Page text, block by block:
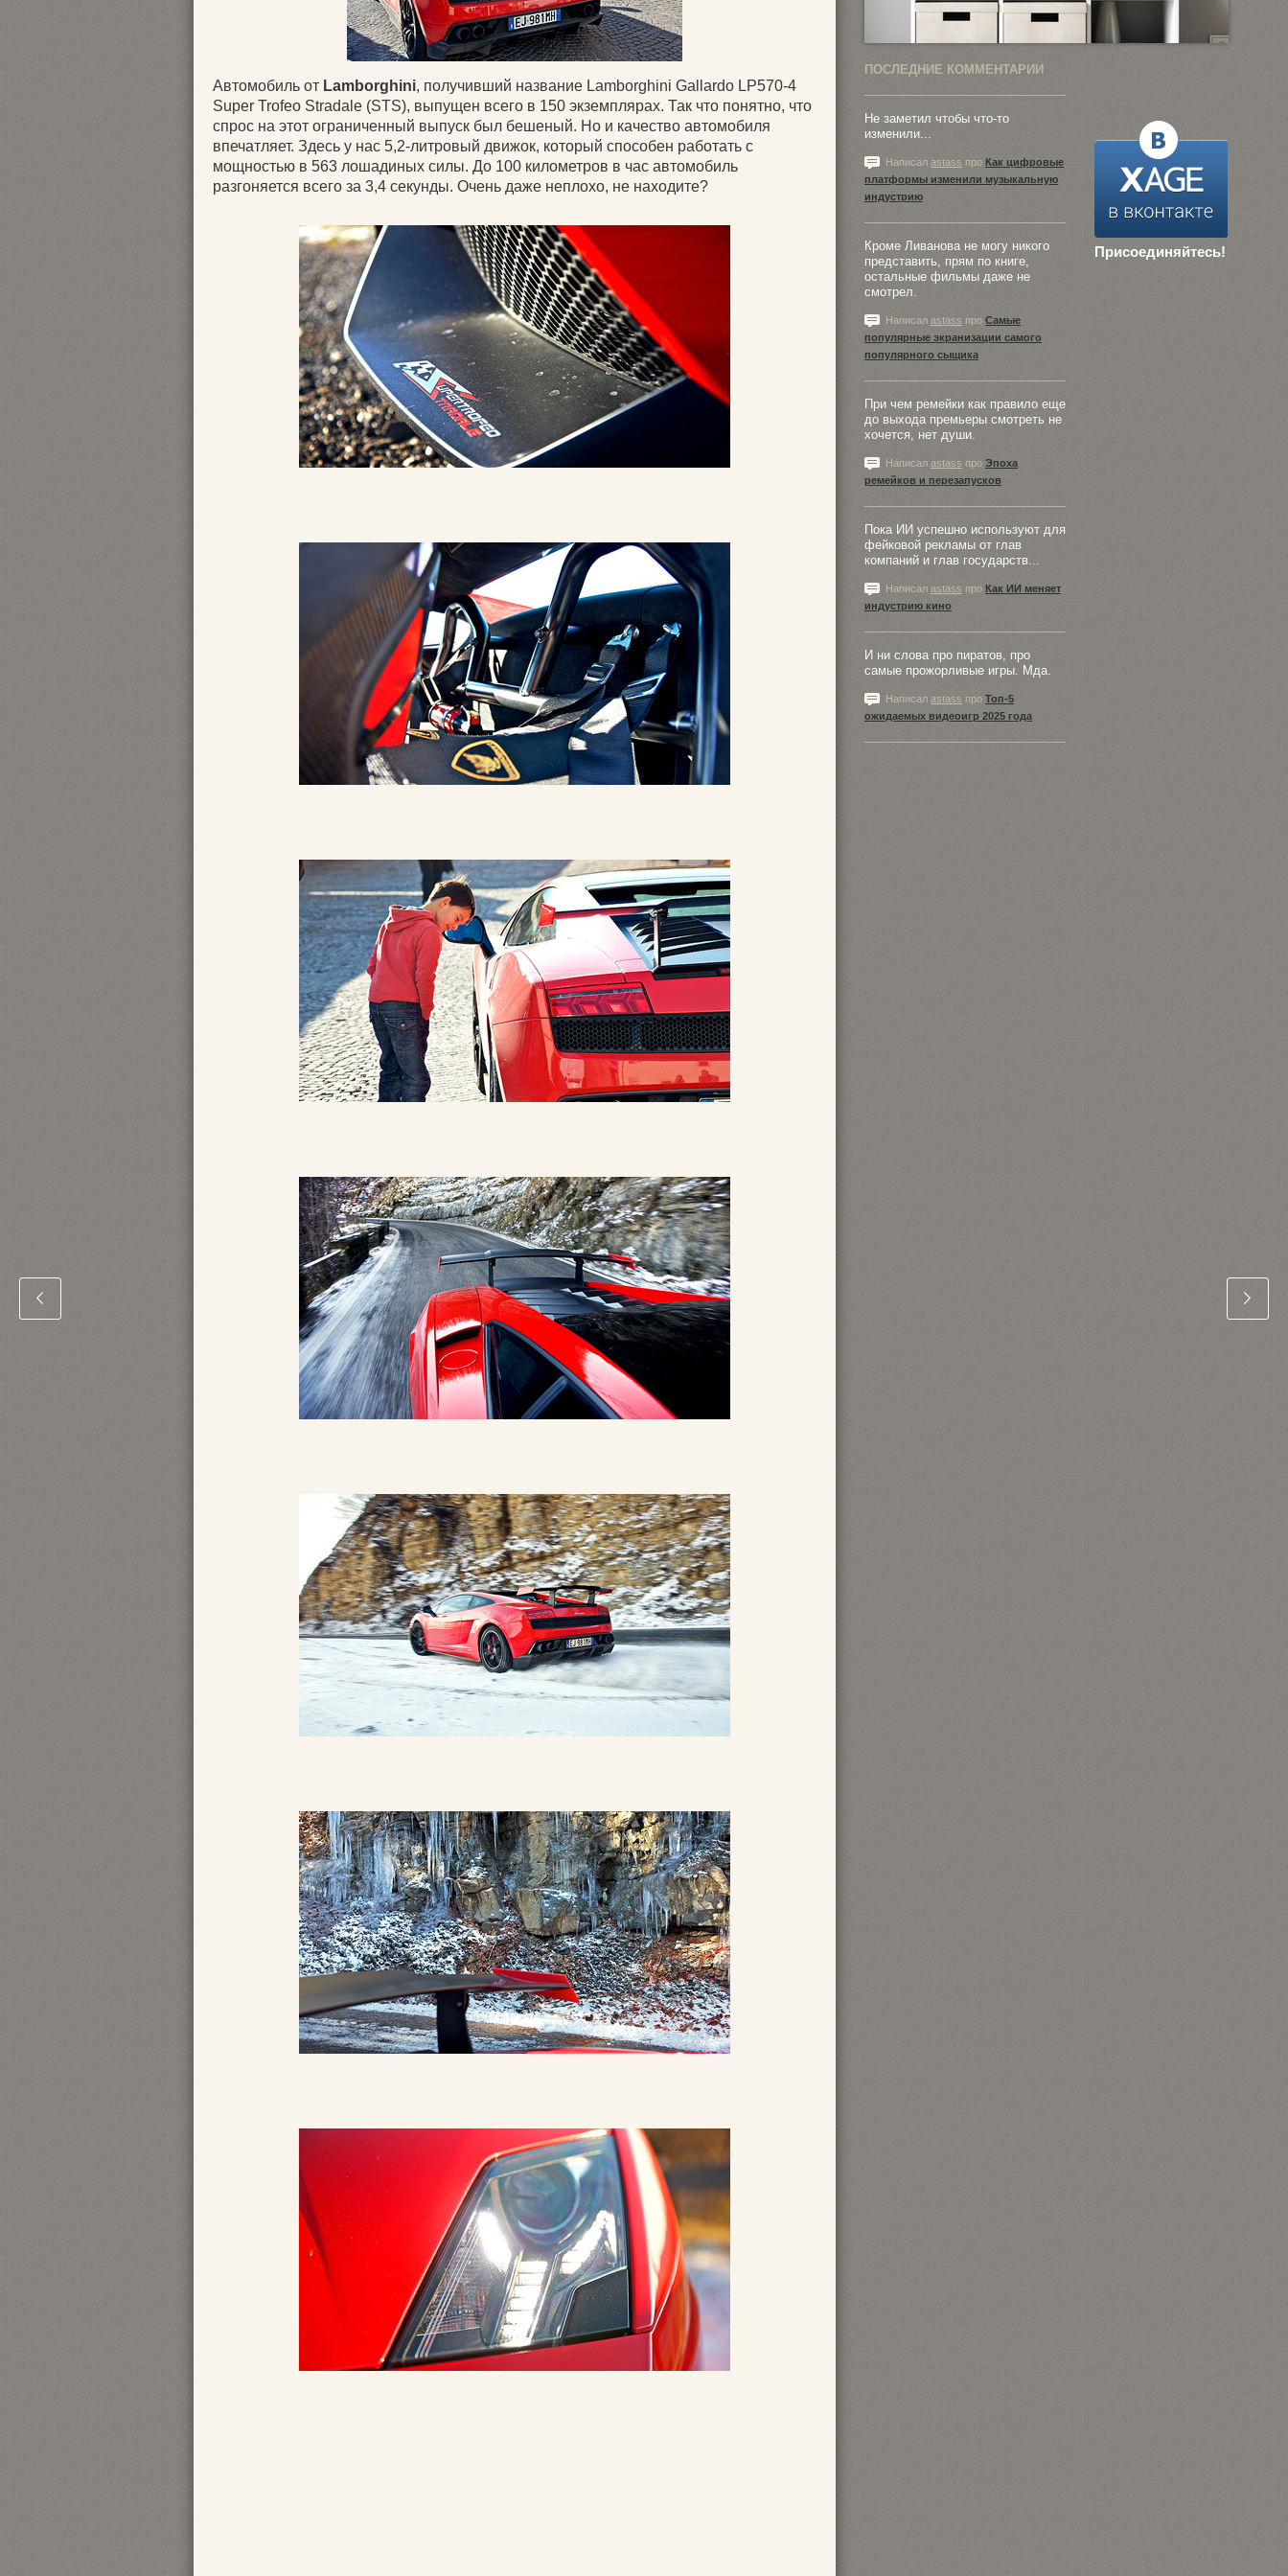
Автомобиль от Lamborghini, получивший название Lamborghini Gallardo LP570-4
Super Trofeo Stradale (STS), выпущен всего в 150 экземплярах. Так что понятно, что
спрос на этот ограниченный выпуск был бешеный. Но и качество автомобиля
впечатляет. Здесь у нас 5,2-литровый движок, который способен работать с
мощностью в 563 лошадиных силы. До 100 километров в час автомобиль
разгоняется всего за 3,4 секунды. Очень даже неплохо, не находите?
ПОСЛЕДНИЕ КОММЕНТАРИИ
Присоединяйтесь!
Не заметил чтобы что-то
изменили...
Написал astass про Как цифровые
платформы изменили музыкальную
индустрию
Кроме Ливанова не могу никого
представить, прям по книге,
остальные фильмы даже не
смотрел.
Написал astass про Самые
популярные экранизации самого
популярного сыщика
При чем ремейки как правило еще
до выхода премьеры смотреть не
хочется, нет души.
Написал astass про Эпоха
ремейков и перезапусков
Пока ИИ успешно используют для
фейковой рекламы от глав
компаний и глав государств...
Написал astass про Как ИИ меняет
индустрию кино
И ни слова про пиратов, про
самые прожорливые игры. Мда.
Написал astass про Топ-5
ожидаемых видеоигр 2025 года